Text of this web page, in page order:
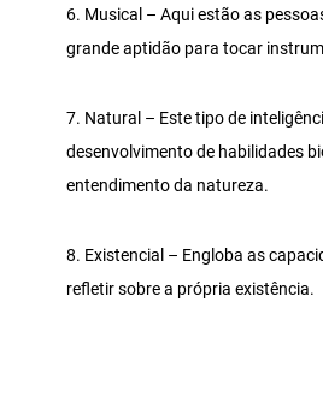
6. Musical – Aqui estão as
grande aptidão para tocar
7. Natural – Este tipo de
desenvolvimento de habilidades
entendimento da natureza.
8. Existencial – Engloba as
refletir sobre a própria existência.